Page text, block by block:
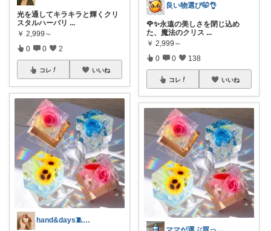
光を通してキラキラと輝くクリ
スタルハーバリ ...
￥ 2,999～
0 0 2
コレ いいね
hand&days🧵手芸とほっこり雑貨
良い物選び🤭👌
🌹✨永遠の美しさを閉じ込め
た、魔法のクリス ...
￥ 2,999～
0 0 138
コレ いいね